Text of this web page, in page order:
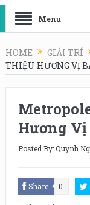
Menu
HOME GIẢI TRÍ
THIỆU HƯƠNG VỊ
Hương Vị
Posted By:Quynh
Share 0